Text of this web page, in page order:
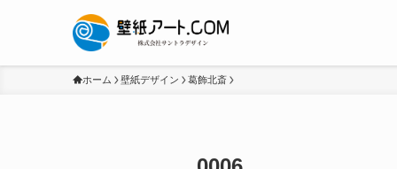
ホーム 壁紙デザイン 葛飾北斎